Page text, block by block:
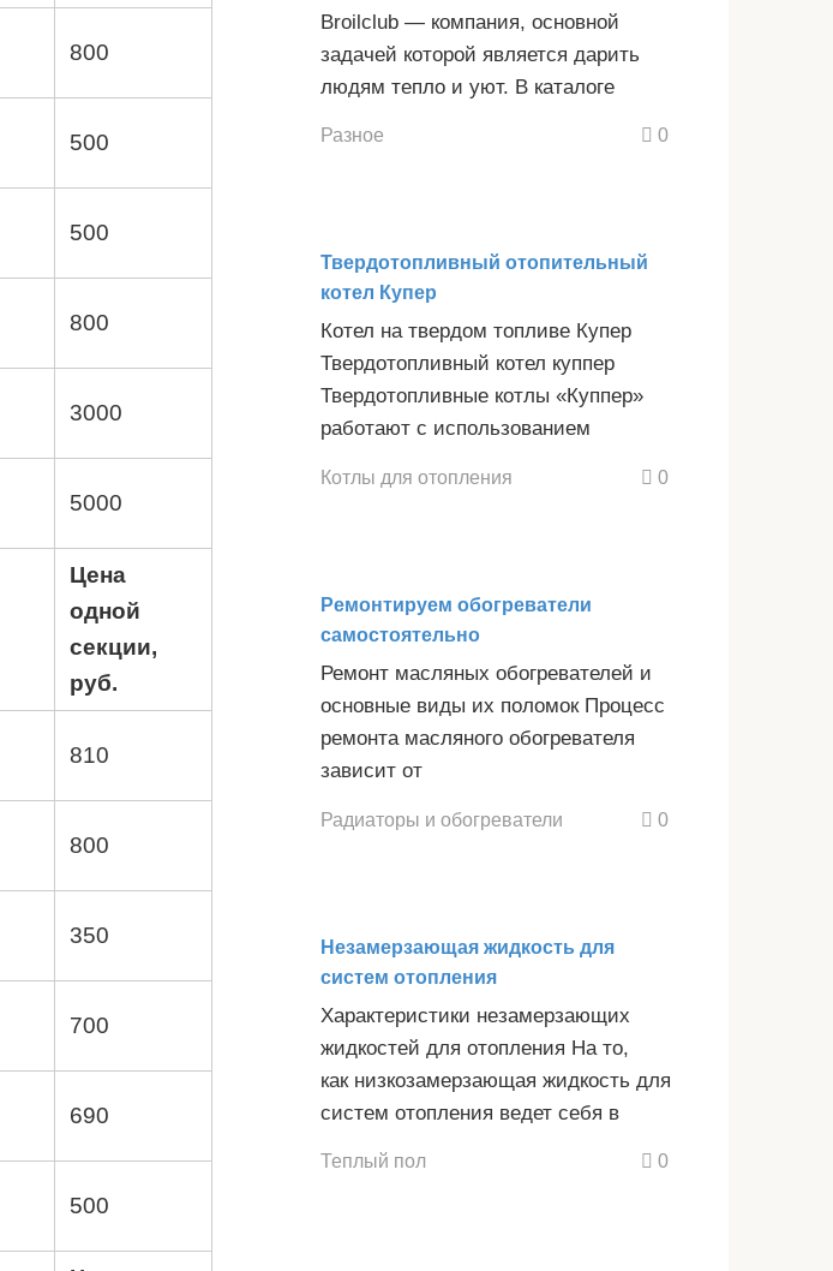
800
500
500
800
3000
5000
Цена
одной
секции,
руб.
810
800
350
700
690
500
Broilclub — компания, основной
задачей которой является дарить
людям тепло и уют. В каталоге
Разное 0
Твердотопливный отопительный
котел Купер
Котел на твердом топливе Купер
Твердотопливный котел куппер
Твердотопливные котлы «Куппер»
работают с использованием
Котлы для отопления 0
Ремонтируем обогреватели
самостоятельно
Ремонт масляных обогревателей и
основные виды их поломок Процесс
ремонта масляного обогревателя
зависит от
Радиаторы и обогреватели 0
Незамерзающая жидкость для
систем отопления
Характеристики незамерзающих
жидкостей для отопления На то,
как низкозамерзающая жидкость для
систем отопления ведет себя в
Теплый пол 0